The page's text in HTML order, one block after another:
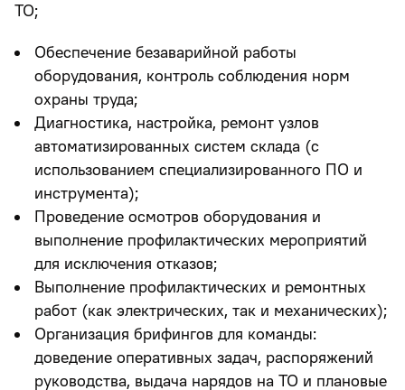
TO;
Обеспечение безаварийной работы
оборудования, контроль соблюдения норм
охраны труда;
Диагностика, настройка, ремонт узлов
автоматизированных систем склада (с
использованием специализированного ПО и
инструмента);
Проведение осмотров оборудования и
выполнение профилактических мероприятий
для исключения отказов;
Выполнение профилактических и ремонтных
работ (как электрических, так и механических);
Организация брифингов для команды:
доведение оперативных задач, распоряжений
руководства, выдача нарядов на ТО и плановые